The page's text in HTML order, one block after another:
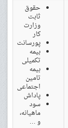
حقوق
ثابت
وزارت
کار
پورسانت
بیمه
تکمیلی
بیمه
تامین
اجتماعی
پاداش
سود
ماهیانه،
و …